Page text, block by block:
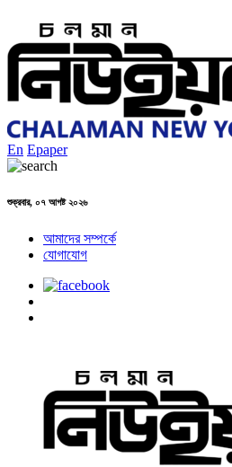
En Epaper
শুক্রবার, ০৭ আগষ্ট ২০২৬
আমাদের সম্পর্কে
যোগাযোগ